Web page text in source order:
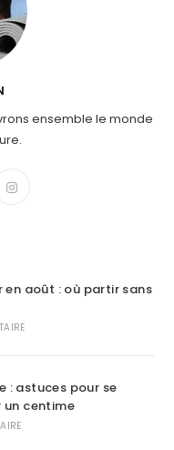
ensemble le monde
en août : où partir sans
: astuces pour se
un centime